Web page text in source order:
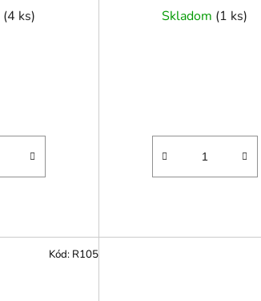
(4 ks) Skladom (1 ks)
Kód: R105